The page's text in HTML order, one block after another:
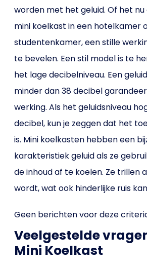
worden met het geluid. Of het
mini koelkast in een hotelkamer
studentenkamer, een stille
te bevelen. Een stil model is te
het lage decibelniveau. Een
minder dan 38 decibel
werking. Als het geluidsniveau
decibel, kun je zeggen dat het
is. Mini koelkasten hebben een
karakteristiek geluid als ze
de inhoud af te koelen. Ze trillen
wordt, wat ook hinderlijke ruis
Geen berichten voor deze
Veelgestelde
Mini Koelkast